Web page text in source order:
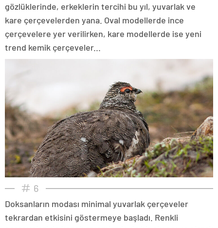
gözlüklerinde, erkeklerin tercihi bu yıl, yuvarlak ve
kare çerçevelerden yana. Oval modellerde ince
çerçevelere yer verilirken, kare modellerde ise yeni
trend kemik çerçeveler...
6
Doksanların modası minimal yuvarlak çerçeveler
tekrardan etkisini göstermeye başladı. Renkli